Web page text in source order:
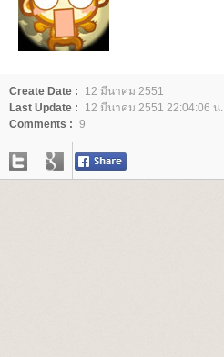
Create Date :
12 มีนาคม 2551
Last Update :
12 มีนาคม 2551 22:04:06 น.
Comments : 9